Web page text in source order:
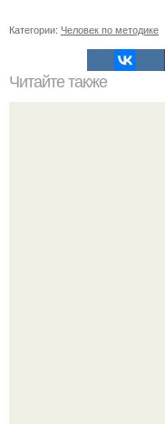
Категории: Человек по методике
Читайте также